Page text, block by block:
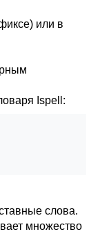
или в
Ispell :
слова.
множество